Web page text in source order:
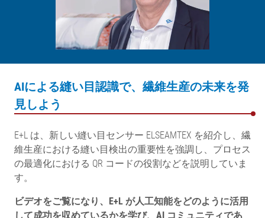
AIによる縫い目認識で、繊維生産の未来を発
見しよう
E+L は、新しい縫い目センサー ELSEAMTEX を紹介し、繊
維生産における縫い目検出の重要性を強調し、プロセス
の最適化における QR コードの役割などを説明していま
す。
ビデオをご覧になり、E+L が人工知能をどのように活用
して成功を収めているかを学び、AI コミュニティであ